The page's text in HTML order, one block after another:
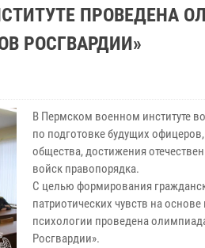
ПРОВЕДЕНА
РОСГВАРДИИ»
В Пермском военном институте
по подготовке будущих
общества, достижения
войск правопорядка.
С целью формирования
патриотических чувств на
психологии проведена
Росгвардии».